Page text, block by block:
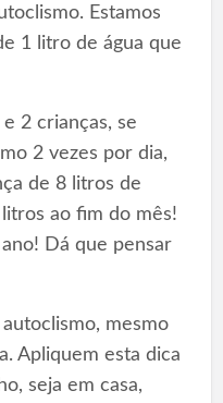
Estamos
1 litro de água que
2 crianças, se
2 vezes por dia,
de 8 litros de
ao fim do mês!
Dá que pensar
mesmo
Apliquem esta dica
seja em casa,